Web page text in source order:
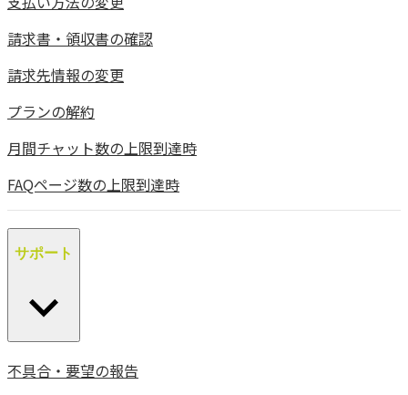
請求書・領収書の確認
請求先情報の変更
プランの解約
月間チャット数の上限到達時
FAQページ数の上限到達時
サポート
不具合・要望の報告